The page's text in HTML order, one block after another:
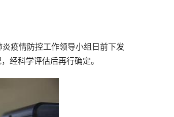
疫情防控工作领导小组日前下发
经科学评估后再行确定。